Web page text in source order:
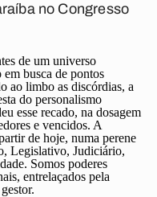
no Congresso
de um universo
busca de pontos
ao limbo as discórdias, a
do personalismo
esse recado, na dosagem
e vencidos. A
de hoje, numa perene
Legislativo, Judiciário,
Somos poderes
entrelaçados pela